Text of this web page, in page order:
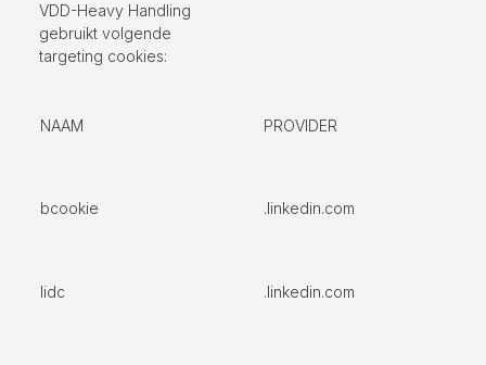
VDD-Heavy Handling
gebruikt volgende
targeting cookies:
NAAM PROVIDER
bcookie .linkedin.com
lidc .linkedin.com